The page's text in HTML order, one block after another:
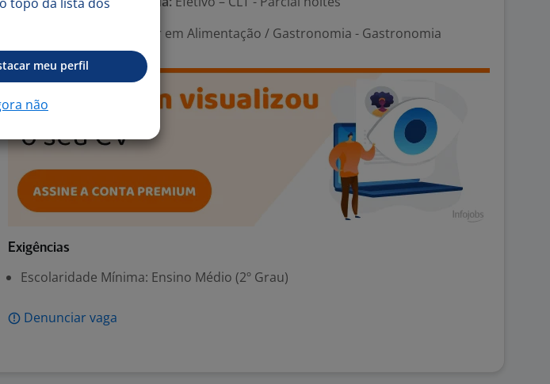
Auxiliar em Alimentação / Gastronomia - Gastronomia
Exigências
Escolaridade Mínima: Ensino Médio (2º Grau)
Denunciar vaga
meu perfil
não